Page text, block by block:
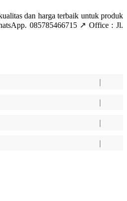
dan harga terbaik untuk produk
085785466715 ↗️ Office : Jl.